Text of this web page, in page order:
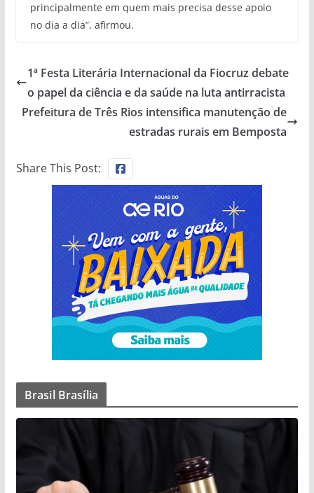
principalmente em quem mais precisa desse apoio
no dia a dia”, afirmou.
1ª Festa Literária Internacional da Fiocruz debate
o papel da ciência e da saúde na luta antirracista
Prefeitura de Três Rios intensifica manutenção de
estradas rurais em Bemposta
Share This Post:
Brasil Brasília